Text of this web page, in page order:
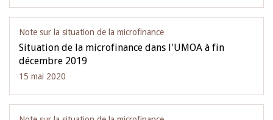
Note sur la situation de la microfinance
Situation de la microfinance dans l'UMOA à fin
décembre 2019
15 mai 2020